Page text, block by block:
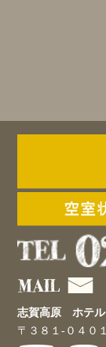
志賀高原 ホテル
〒３８１-０４０